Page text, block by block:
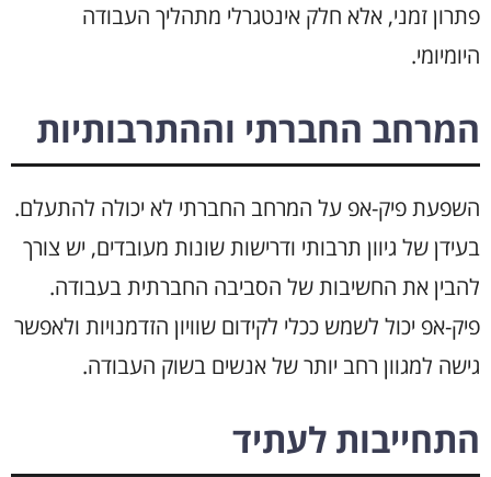
פתרון זמני, אלא חלק אינטגרלי מתהליך העבודה
היומיומי.
המרחב החברתי וההתרבותיות
השפעת פיק-אפ על המרחב החברתי לא יכולה להתעלם.
בעידן של גיוון תרבותי ודרישות שונות מעובדים, יש צורך
להבין את החשיבות של הסביבה החברתית בעבודה.
פיק-אפ יכול לשמש ככלי לקידום שוויון הזדמנויות ולאפשר
גישה למגוון רחב יותר של אנשים בשוק העבודה.
התחייבות לעתיד